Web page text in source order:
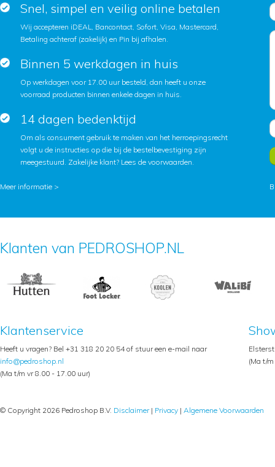
Snel, simpel en veilig online betalen
Wij accepteren iDEAL, Bancontact, Sofort, Visa, Mastercard,
Betaling achteraf (zakelijk) en Pin bij afhalen.
Binnen 5 werkdagen in huis
Op werkdagen voor 17.00 uur besteld, dan heeft u onze
voorraad producten binnen enkele dagen in huis.
14 dagen bedenktijd
Om als consument gebruik te maken van het herroepingsrecht
volgt u de instructies op die bij de bestelbevestiging zijn
meegestuurd. Zakelijke klant? Lees de voorwaarden.
Meer informatie >
Klanten van PEDROSHOP.NL
Klantenservice
Heeft u vragen? Bel +31 318 20 20 54 of stuur een e-mail naar
info@pedroshop.nl
(Ma t/m vr 8.00 - 17.00 uur)
(Ma t/
© Copyright 2026 Pedroshop B.V. Disclaimer| Privacy | Algemene Voorwaarden